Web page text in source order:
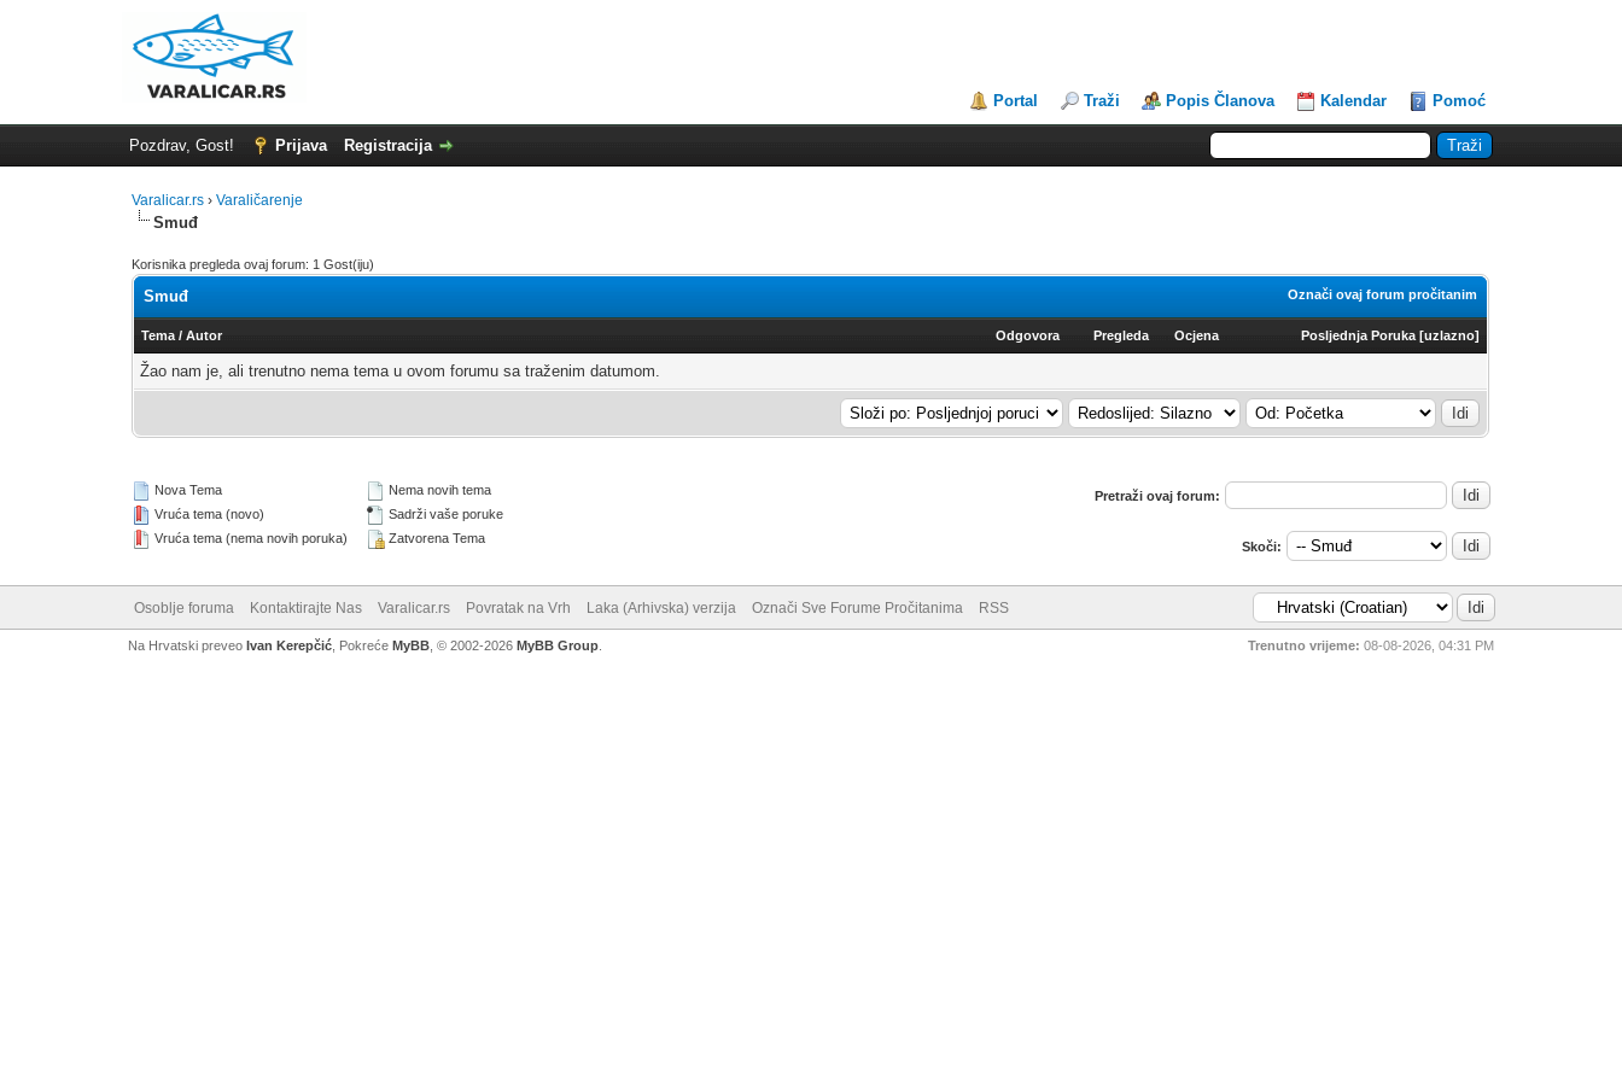
Portal Traži Popis Članova Kalendar Pomoć
Pozdrav, Gost! Prijava Registracija
Varalicar.rs ›Varaličarenje
Smuđ
Korisnika pregleda ovaj forum: 1 Gost(iju)
Označi ovaj forum pročitanim
Smuđ
Tema /Autor Odgovora Pregleda Ocjena Posljednja Poruka [uzlazno]
Žao nam je, ali trenutno nema tema u ovom forumu sa traženim datumom.
Nova Tema
Vruća tema (novo)
Vruća tema (nema novih poruka)
Nema novih tema
Sadrži vaše poruke
Zatvorena Tema
Pretraži ovaj forum:
Skoči:
Osoblje foruma Kontaktirajte Nas Varalicar.rs Povratak na Vrh Laka (Arhivska) verzija Označi Sve Forume Pročitanima RSS
Trenutno vrijeme: 08-08-2026, 04:31 PM
Na Hrvatski preveo Ivan Kerepčić, Pokreće MyBB, © 2002-2026 MyBB Group.